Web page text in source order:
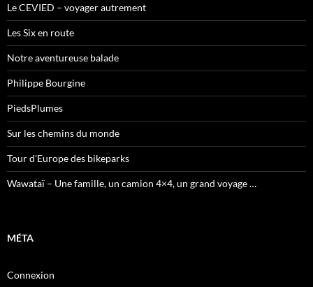
Le CEVIED – voyager autrement
Les Six en route
Notre aventureuse balade
Philippe Bourgine
PiedsPlumes
Sur les chemins du monde
Tour d'Europe des bikeparks
Wawataï – Une famille, un camion 4×4, un grand voyage …
MÉTA
Connexion